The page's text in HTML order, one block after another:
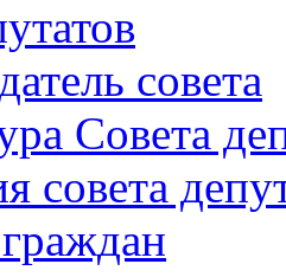
совета
Совета
совета